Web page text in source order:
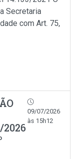
Secretaria
com Art. 75,
09/07/2026
às 15h12